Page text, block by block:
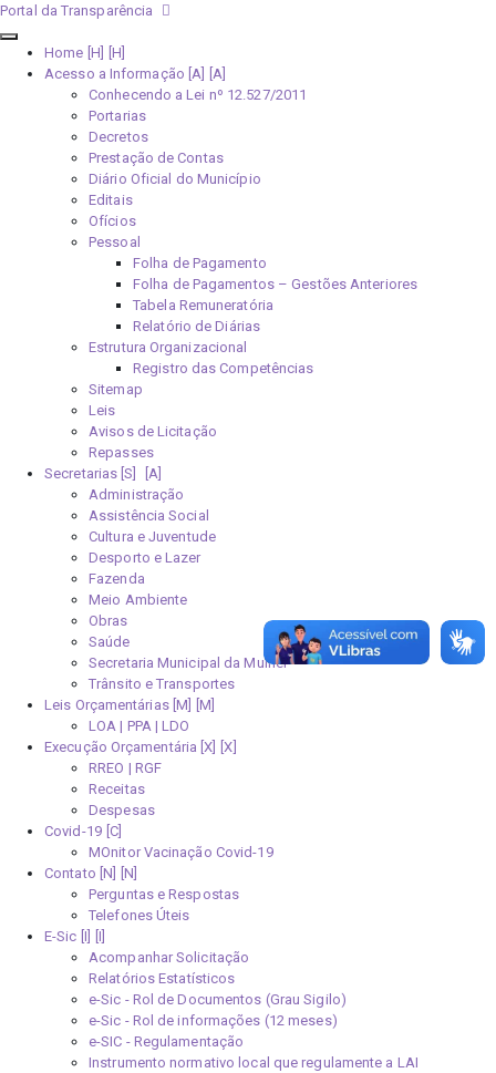
Portal da Transparência
Home [H]
Acesso a Informação [A]
Conhecendo a Lei nº 12.527/2011
Portarias
Decretos
Prestação de Contas
Diário Oficial do Município
Editais
Ofícios
Pessoal
Folha de Pagamento
Folha de Pagamentos – Gestões Anteriores
Tabela Remuneratória
Relatório de Diárias
Estrutura Organizacional
Registro das Competências
Sitemap
Leis
Avisos de Licitação
Repasses
Secretarias [S]
Administração
Assistência Social
Cultura e Juventude
Desporto e Lazer
Fazenda
Meio Ambiente
Obras
Saúde
Secretaria Municipal da Mulher
Trânsito e Transportes
Leis Orçamentárias [M]
LOA | PPA | LDO
Execução Orçamentária [X]
RREO | RGF
Receitas
Despesas
Covid-19
MOnitor Vacinação Covid-19
Contato [N]
Perguntas e Respostas
Telefones Úteis
E-Sic [I]
Acompanhar Solicitação
Relatórios Estatísticos
e-Sic - Rol de Documentos (Grau Sigilo)
e-Sic - Rol de informações (12 meses)
e-SIC - Regulamentação
Instrumento normativo local que regulamente a LAI